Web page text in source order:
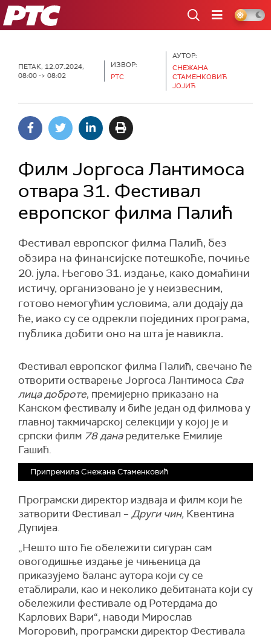
РТС
ПЕТАК, 12.07.2024,
08:00 -> 08:02
ИЗВОР:
РТС
АУТОР:
СНЕЖАНА
СТАМЕНКОВИЋ
ЈОЈИЋ
Филм Јоргоса Лантимоса
отвара 31. Фестивал
европског филма Палић
Фестивал европског филма Палић, без
обзира на финансијске потешкоће, почиње
20. јула. Његово 31. издање, како домаћини
истичу, организовано је у неизвесним,
готово немогућим условима, али додају да
ће, иако су се одрекли појединих програма,
публика добити оно на шта је навикла.
Фестивал европског филма Палић, свечано ће
отворити остварење Јоргоса Лантимоса Сва
лица доброте, премијерно приказано на
Канском фестивалу и биће један од филмова у
главној такмичарској селекцији у којој је и
српски филм 78 данаредитељке Емилије
Гашић.
Припремила Снежана Стаменковић
Програмски директор издваја и филм који ће
затворити Фестивал – Други чин, Квентина
Дупијеа.
„Нешто што ће обележити сигуран сам
овогодишње издање је чињеница да
приказујемо баланс аутора који су се
етаблирали, као и неколико дебитаната који су
обележили фестивале од Ротердама до
Карлових Вари“, наводи Мирослав
Могоровић, програмски директор Фестивала